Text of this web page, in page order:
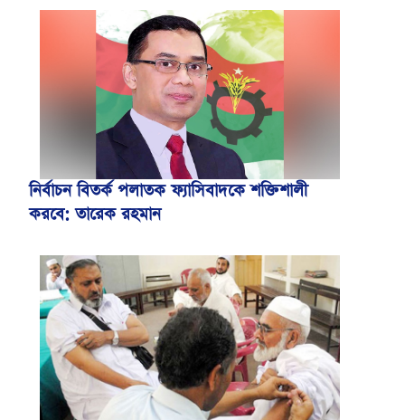
নির্বাচন বিতর্ক পলাতক ফ্যাসিবাদকে শক্তিশালী
করবে: তারেক রহমান